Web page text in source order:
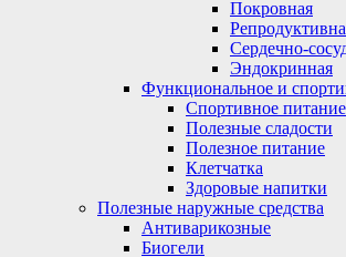
Покровная
Сердечно-
Эндокринная
Функциональное и
Спортивное питание
Полезные сладости
Полезное питание
Клетчатка
Здоровые напитки
Полезные наружные средства
Антиварикозные
Биогели